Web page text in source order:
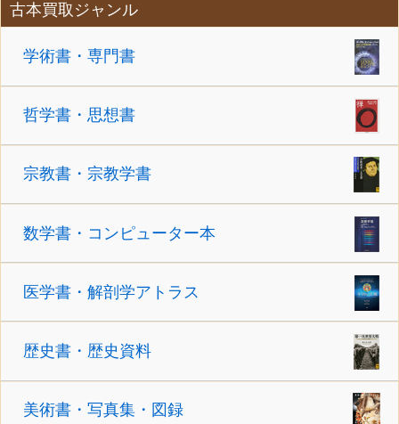
古本買取ジャンル
学術書・専門書
哲学書・思想書
宗教書・宗教学書
数学書・コンピューター本
医学書・解剖学アトラス
歴史書・歴史資料
美術書・写真集・図録